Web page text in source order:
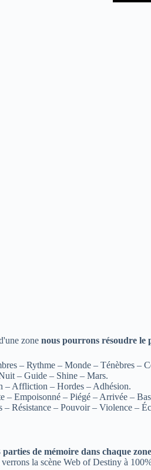
zone nous pourrons résoudre le
– Rythme – Monde – Ténèbres –
– Guide – Shine – Mars.
– Affliction – Hordes – Adhésion.
– Empoisonné – Piégé – Arrivée –
– Résistance – Pouvoir – Violence –
parties de mémoire dans chaque zone
la scène Web of Destiny à